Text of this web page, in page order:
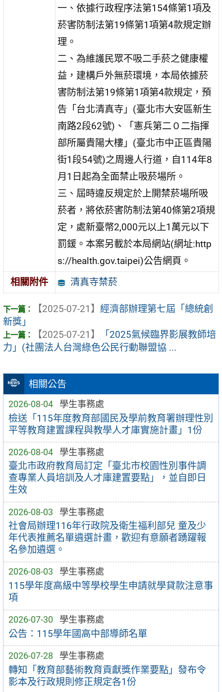
相關公告
2026-08-04 學生事務處
檢送「115年度教育部國民及學前教育署辦理性別
平等教育建置課程與教學人才庫實施計畫」1份
2026-08-04 學生事務處
臺北市政府教育局訂定「臺北市校園性別事件調
查專業人員培訓及人才庫建置要點」，並自即日
生效
2026-08-03 學生事務處
社會局辦理116年行政院及衛生福利部兒 童及少
年代表推薦名單遴選計畫，歡迎有意願者踴躍報
名參加遴選。
2026-08-03 學生事務處
115學年度高級中等學校學生申請就學貸款注意事
項
2026-07-30 學生事務處
公告：115學年國高中部導師名單
2026-07-28 學生事務處
轉知「教育部藝術教育貢獻獎作業要點」發布令
影本及行政規則修正規定各1份
一、依據行政程序法第154條第1項及
菸害防制法第19條第1項第4款規定辦
理。
二、為維護民眾不吸二手菸之健康權
益，建構戶外無菸環境，本局依據菸
害防制法第19條第1項第4款規定，預
告「台北清真寺」(臺北市大安區新生
南路2段62號)、「憲兵第二０二指揮
部所屬貴陽大樓」(臺北市中正區貴陽
街1段54號)之周邊人行道，自114年8
月1日起為全面禁止吸菸場所。
三、屆時違反規定於上開禁菸場所吸
菸者，將依菸害防制法第40條第2項規
定，處新臺幣2,000元以上1萬元以下
罰鍰。本案另載於本局網站(網址:http
s://health.gov.taipei)公告網頁。
相關附件
清真寺禁菸
【2025-07-21】 經濟部辦理第七屆「總統創
新獎」
【2025-07-21】
「2025氣候臨界影展教師培
力」(社團法人台灣綠色公民行動聯盟協 ...